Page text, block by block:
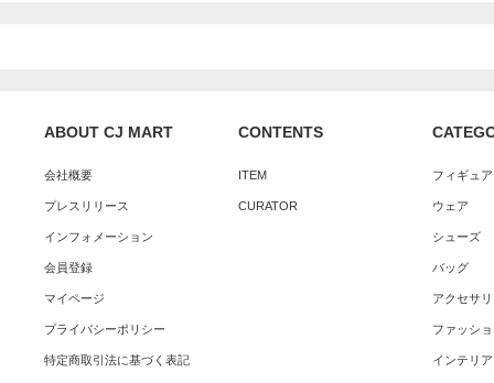
ABOUT CJ MART
会社概要
プレスリリース
インフォメーション
会員登録
マイページ
プライバシーポリシー
特定商取引法に基づく表記
CONTENTS
ITEM
CURATOR
フィギュ
ウェア
シューズ
バッグ
アクセサ
ファッシ
インテリア